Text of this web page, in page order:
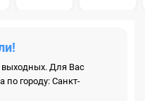
выходных. Для Вас
по городу: Санкт-